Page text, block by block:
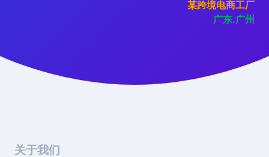
某跨境电商工厂
广东.广州
关于我们